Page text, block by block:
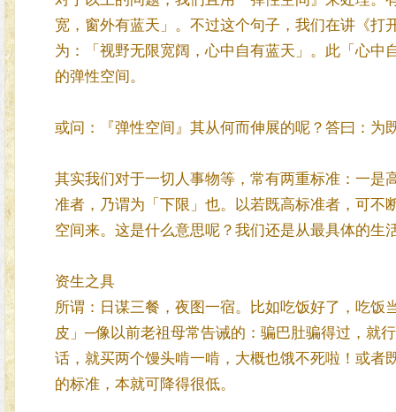
宽，窗外有蓝天」。不过这个句子，我们在讲《
为：「视野无限宽阔，心中自有蓝天」。此「心
的弹性空间。
或问：『弹性空间』其从何而伸展的呢？答曰：为
其实我们对于一切人事物等，常有两重标准：一是
准者，乃谓为「下限」也。以若既高标准者，可不
空间来。这是什么意思呢？我们还是从最具体的生
资生之具
所谓：日谋三餐，夜图一宿。比如吃饭好了，吃
皮」─像以前老祖母常告诫的：骗巴肚骗得过，就
话，就买两个馒头啃一啃，大概也饿不死啦！或者
的标准，本就可降得很低。